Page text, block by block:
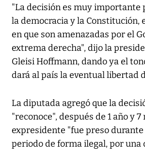
"La decisión es muy importante
la democracia y la Constitución,
en que son amenazadas por el
extrema derecha", dijo la
Gleisi Hoffmann, dando ya el
dará al país la eventual libertad
La diputada agregó que la
"reconoce", después de 1 año y 7
expresidente "fue preso durante
periodo de forma ilegal, por una